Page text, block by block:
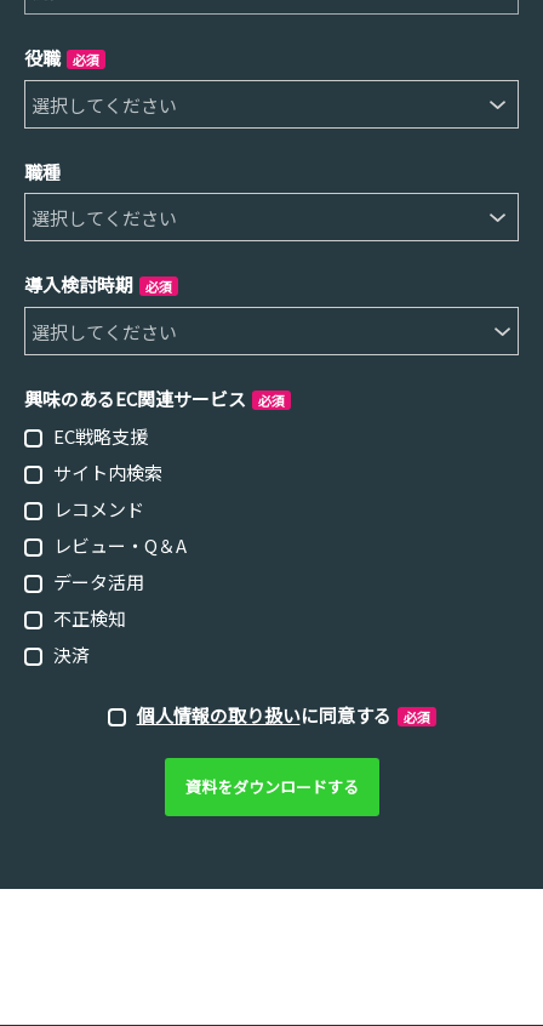
役職 必須
職種
導入検討時期 必須
興味のあるEC関連サービス 必須
EC戦略支援
サイト内検索
レコメンド
レビュー・Q＆A
データ活用
不正検知
決済
個人情報の取り扱いに同意する 必須